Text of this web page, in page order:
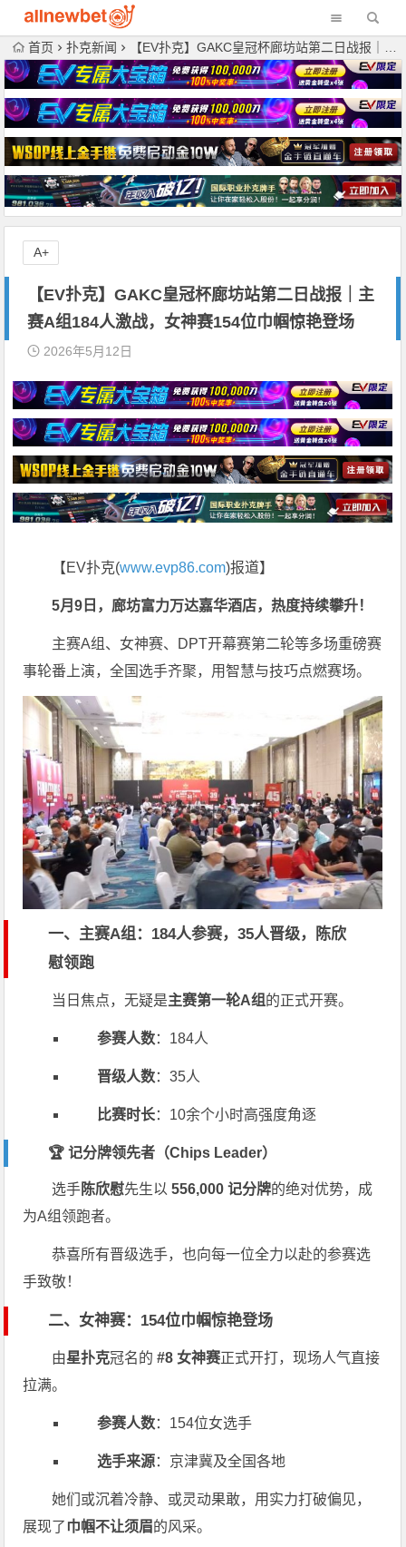
首页 扑克新闻 【EV扑克】GAKC皇冠杯廊坊站第二日战报｜主赛A组184人激战，女神赛154位巾帼惊艳登场
【EV扑克】GAKC皇冠杯廊坊站第二日战报｜主
赛A组184人激战，女神赛154位巾帼惊艳登场
2026年5月12日
【EV扑克(www.evp86.com)报道】
5月9日，廊坊富力万达嘉华酒店，热度持续攀升！
主赛A组、女神赛、DPT开幕赛第二轮等多场重磅赛
事轮番上演，全国选手齐聚，用智慧与技巧点燃赛场。
一、主赛A组：184人参赛，35人晋级，陈欣
慰领跑
当日焦点，无疑是主赛第一轮A组的正式开赛。
参赛人数：184人
晋级人数：35人
比赛时长：10余个小时高强度角逐
🏆 记分牌领先者（Chips Leader）
选手陈欣慰先生以556,000 记分牌的绝对优势，成
为A组领跑者。
恭喜所有晋级选手，也向每一位全力以赴的参赛选
手致敬！
二、女神赛：154位巾帼惊艳登场
由星扑克冠名的#8 女神赛正式开打，现场人气直接
拉满。
参赛人数：154位女选手
选手来源：京津冀及全国各地
她们或沉着冷静、或灵动果敢，用实力打破偏见，
展现了 巾帼不让须眉的风采。
A+